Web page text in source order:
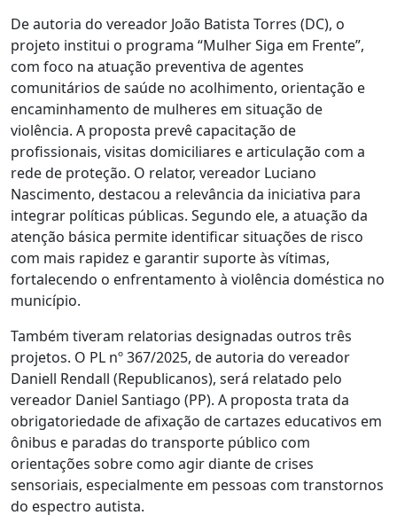
De autoria do vereador João Batista Torres (DC), o
projeto institui o programa “Mulher Siga em Frente”,
com foco na atuação preventiva de agentes
comunitários de saúde no acolhimento, orientação e
encaminhamento de mulheres em situação de
violência. A proposta prevê capacitação de
profissionais, visitas domiciliares e articulação com a
rede de proteção. O relator, vereador Luciano
Nascimento, destacou a relevância da iniciativa para
integrar políticas públicas. Segundo ele, a atuação da
atenção básica permite identificar situações de risco
com mais rapidez e garantir suporte às vítimas,
fortalecendo o enfrentamento à violência doméstica no
município.
Também tiveram relatorias designadas outros três
projetos. O PL nº 367/2025, de autoria do vereador
Daniell Rendall (Republicanos), será relatado pelo
vereador Daniel Santiago (PP). A proposta trata da
obrigatoriedade de afixação de cartazes educativos em
ônibus e paradas do transporte público com
orientações sobre como agir diante de crises
sensoriais, especialmente em pessoas com transtornos
do espectro autista.